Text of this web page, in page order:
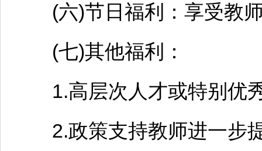
(六)节日福利：享受教
(七)其他福利：
1.高层次人才或特别优
2.政策支持教师进一步